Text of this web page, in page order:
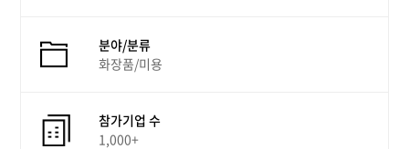
분야/분류
화장품/미용
참가기업 수
1,000+